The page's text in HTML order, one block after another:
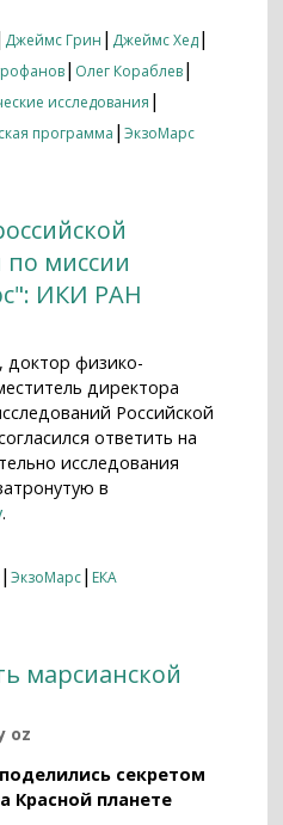
Джеймс Грин | Джеймс Хед|
| Олег Кораблев|
исследования |
программа |ЭкзоМарс
по миссии
ИКИ РАН
доктор физико-
директора
Российской
ответить на
исследования
в
.
ИКИ РАН
|ЭкзоМарс| ЕКА
марсианской
oz
секретом
Красной планете